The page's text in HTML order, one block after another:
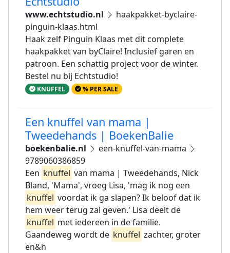
www.echtstudio.nl
haakpakket-byclaire-
pinguin-klaas.html
Haak zelf Pinguin Klaas met dit complete
haakpakket van byClaire! Inclusief garen en
patroon. Een schattig project voor de winter.
Bestel nu bij Echtstudio!
KNUFFEL % PER SALE
Een knuffel van mama |
Tweedehands | BoekenBalie
boekenbalie.nl
een-knuffel-van-mama
9789060386859
Een knuffel van mama | Tweedehands, Nick
Bland, 'Mama', vroeg Lisa, 'mag ik nog een
knuffel voordat ik ga slapen? Ik beloof dat ik
hem weer terug zal geven.' Lisa deelt de
knuffel met iedereen in de familie.
Gaandeweg wordt de knuffel zachter, groter
en&h